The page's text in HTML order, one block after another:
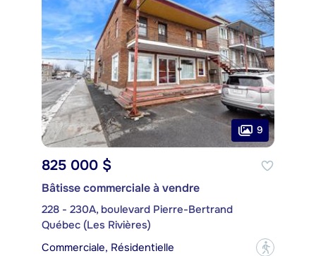
9
825 000 $
Bâtisse commerciale à vendre
228 - 230A, boulevard Pierre-Bertrand
Québec (Les Rivières)
Commerciale, Résidentielle
?